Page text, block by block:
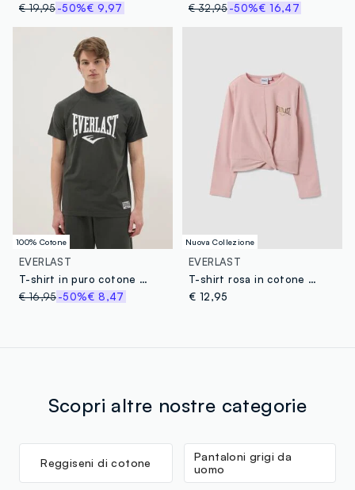
€ 19,95-50%€ 9,97
€ 32,95 -50%€ 16,47
100% Cotone
EVERLAST
T-shirt in puro cotone nero regular fit con logo Everlast
€ 16,95-50%€ 8,47
Nuova Collezione
EVERLAST
T-shirt rosa in cotone elasticizzato con nodo frontale e stampa per bambina
€ 12,95
Scopri altre nostre categorie
Reggiseni di cotone
Pantaloni grigi da
uomo